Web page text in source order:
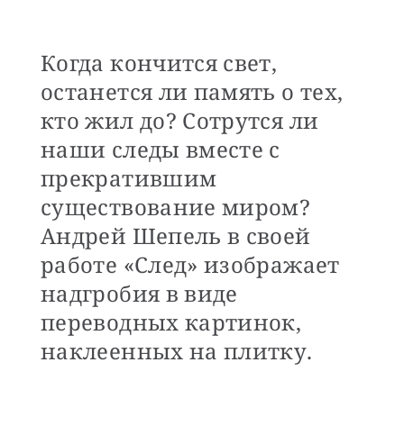
Когда кончится свет,
останется ли память о тех,
кто жил до? Сотрутся ли
наши следы вместе с
прекратившим
существование миром?
Андрей Шепель в своей
работе «След» изображает
надгробия в виде
переводных картинок,
наклеенных на плитку.